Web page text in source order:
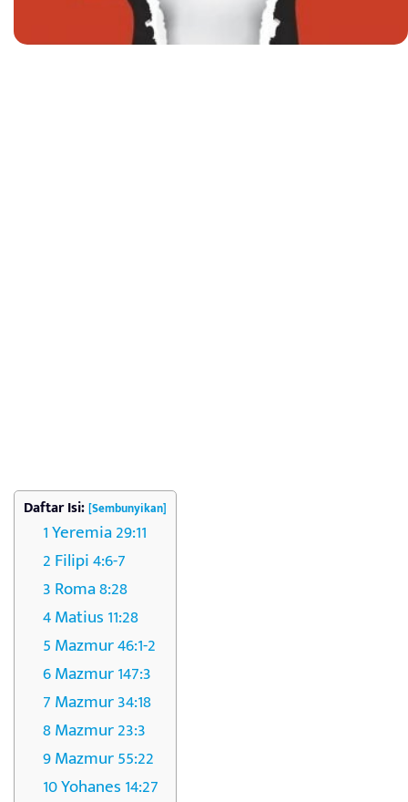
Daftar Isi:[Sembunyikan]
Yeremia 29:11
Filipi 4:6-7
Roma 8:28
Matius 11:28
Mazmur 46:1-2
Mazmur 147:3
Mazmur 34:18
Mazmur 23:3
Mazmur 55:22
Yohanes 14:27